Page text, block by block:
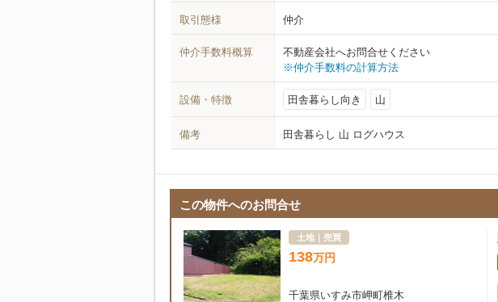
取引態様 仲介
仲介手数料概算
不動産会社へお問合せください
※仲介手数料の計算方法
設備・特徴 田舎暮らし向き 山
備考 田舎暮らし 山 ログハウス
この物件へのお問合せ
土地｜売買
138万円
千葉県いすみ市岬町椎木